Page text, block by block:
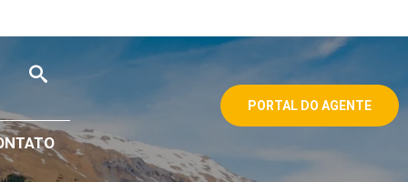
PORTAL DO AGENTE